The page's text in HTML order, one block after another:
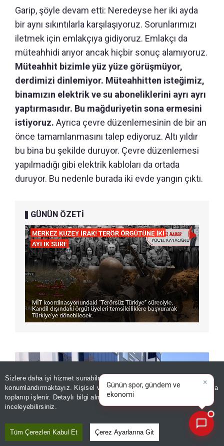
Sizlere daha iyi hizmet sunabilmek adına sitemizde
konumlandırmaktayız. Kişisel verileriniz, KVKK ve GDPR kapsamında
toplanıp işlenir. Detaylı bilgi almak içinAydınlatma Metnimizi
inceleyebilirsiniz.
Tüm Çerezleri Kabul Et Çerez Ayarlarına Git
Garip, şöyle devam etti: Neredeyse her iki ayda
bir aynı sıkıntılarla karşılaşıyoruz. Sorunlarımızı
iletmek için emlakçıya gidiyoruz. Emlakçı da
müteahhidi arıyor ancak hiçbir sonuç alamıyoruz.
Müteahhit bizimle yüz yüze görüşmüyor,
derdimizi dinlemiyor. Müteahhitten isteğimiz,
binamızın elektrik ve su aboneliklerini ayrı ayrı
yaptırmasıdır. Bu mağduriyetin sona ermesini
istiyoruz. Ayrıca çevre düzenlemesinin de bir an
önce tamamlanmasını talep ediyoruz. Altı yıldır
bu bina bu şekilde duruyor. Çevre düzenlemesi
yapılmadığı gibi elektrik kabloları da ortada
duruyor. Bu nedenle burada iki evde yangın çıktı.
GÜNÜN ÖZETİ
×
Günün spor, gündem ve
ekonomi gelişmelerini analiz
edin!